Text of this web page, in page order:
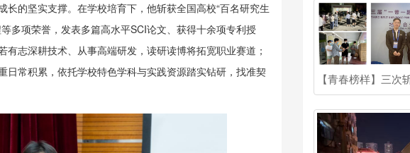
长的坚实支撑。在学校培育下，他斩获全国高校“百名研究生
多项荣誉，发表多篇高水平SCI论文、获得十余项专利授
志深耕技术、从事高端研发，读研读博将拓宽职业赛道；
日常积累，依托学校特色学科与实践资源踏实钻研，找准契